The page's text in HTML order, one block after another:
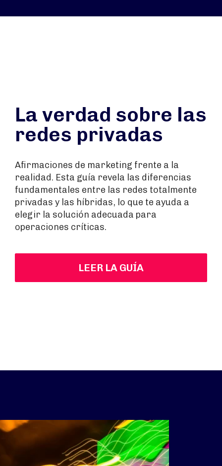
La verdad sobre las
redes privadas
Afirmaciones de marketing frente a la
realidad. Esta guía revela las diferencias
fundamentales entre las redes totalmente
privadas y las híbridas, lo que te ayuda a
elegir la solución adecuada para
operaciones críticas.
LEER LA GUÍA